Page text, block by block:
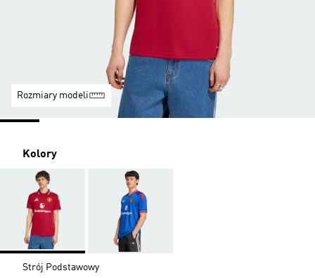
Rozmiary modeli
Kolory
Strój Podstawowy